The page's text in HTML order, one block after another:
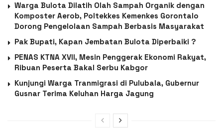
Warga Bulota Dilatih Olah Sampah Organik dengan
Komposter Aerob, Poltekkes Kemenkes Gorontalo
Dorong Pengelolaan Sampah Berbasis Masyarakat
Pak Bupati, Kapan Jembatan Bulota Diperbaiki ?
PENAS KTNA XVII, Mesin Penggerak Ekonomi Rakyat,
Ribuan Peserta Bakal Serbu Kabgor
Kunjungi Warga Tranmigrasi di Pulubala, Gubernur
Gusnar Terima Keluhan Harga Jagung